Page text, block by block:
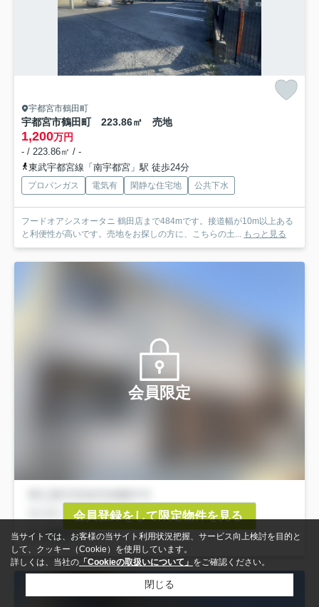
宇都宮市鶴田町
宇都宮市鶴田町 223.86㎡ 売地
1,200万円
- / 223.86㎡ / -
東武宇都宮線「南宇都宮」駅 徒歩24分
プロパンガス 電気有 閑静な住宅地 公共下水
フードオアシスオータニ 鶴田店まで484mです。接道幅が10m以上ある
と利便性が高いです。売地をお探しの方に、こちらの土... もっと見る
会員限定
会員登録をして限定物件を見る
当サイトでは、お客様の当サイト利用状況把握、サービス向上検討を目的と
して、クッキー（Cookie）を使用しています。
詳しくは、当社の 「Cookieの取扱いについて」 をご確認ください。
閉じる